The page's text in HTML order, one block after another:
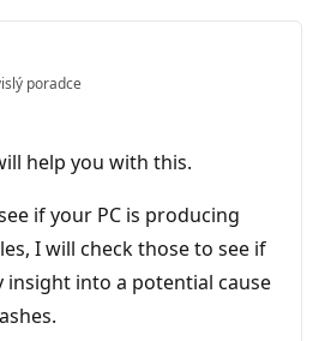
poradce
help you with this.
if your PC is producing
I will check those to see if
insight into a potential cause